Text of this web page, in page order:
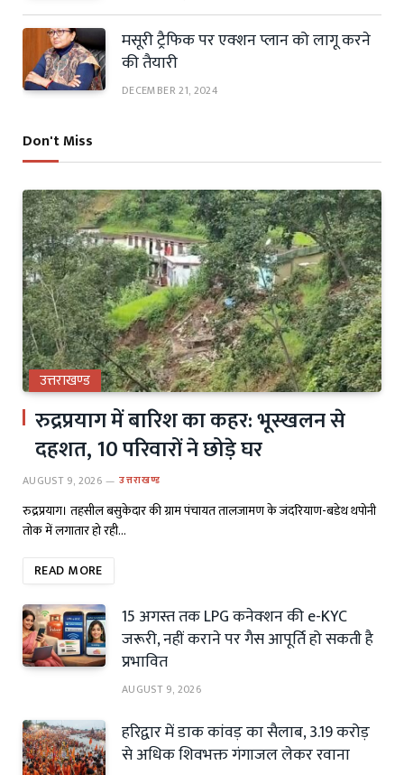
मसूरी ट्रैफिक पर एक्शन प्लान को लागू करने
की तैयारी
DECEMBER 21, 2024
Don't Miss
उत्तराखण्ड
रुद्रप्रयाग में बारिश का कहर: भूस्खलन से
दहशत, 10 परिवारों ने छोड़े घर
AUGUST 9, 2026 उत्तराखण्ड
रुद्रप्रयाग। तहसील बसुकेदार की ग्राम पंचायत तालजामण के जंदरियाण-बडेथ थपोनी
तोक में लगातार हो रही…
READ MORE
15 अगस्त तक LPG कनेक्शन की e-KYC
जरूरी, नहीं कराने पर गैस आपूर्ति हो सकती है
प्रभावित
AUGUST 9, 2026
हरिद्वार में डाक कांवड़ का सैलाब, 3.19 करोड़
से अधिक शिवभक्त गंगाजल लेकर रवाना